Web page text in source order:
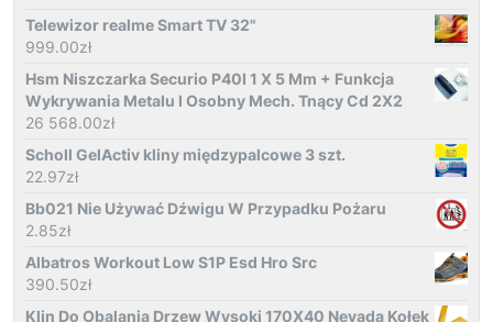
Telewizor realme Smart TV 32"
999.00zł
Hsm Niszczarka Securio P40I 1 X 5 Mm + Funkcja
Wykrywania Metalu I Osobny Mech. Tnący Cd 2X2
26 568.00zł
Scholl GelActiv kliny międzypalcowe 3 szt.
22.97zł
Bb021 Nie Używać Dźwigu W Przypadku Pożaru
2.85zł
Albatros Workout Low S1P Esd Hro Src
390.50zł
Klin Do Obalania Drzew Wysoki 170X40 Nevada Kołek